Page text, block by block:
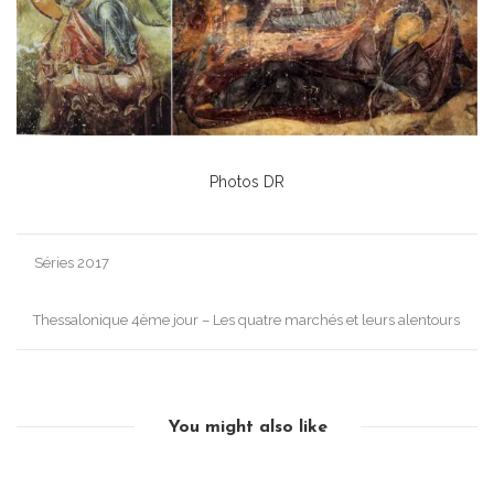
Photos DR
Post
Séries 2017
Thessalonique 4ème jour – Les quatre marchés et leurs alentours
You might also like